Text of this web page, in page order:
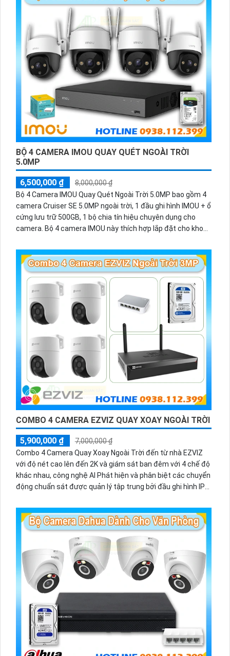
BỘ 4 CAMERA IMOU QUAY QUÉT NGOÀI TRỜI
5.0MP
6,500,000 ₫
8,000,000 ₫
Bộ 4 Camera IMOU Quay Quét Ngoài Trời 5.0MP bao gồm 4
camera Cruiser SE 5.0MP ngoài trời, 1 đầu ghi hình IMOU + ổ
cứng lưu trữ 500GB, 1 bộ chia tín hiệu chuyên dụng cho
camera. Bộ 4 camera IMOU này thích hợp lắp đặt cho kho
trời.
COMBO 4 CAMERA EZVIZ QUAY XOAY NGOÀI TRỜI
5,900,000 ₫
7,000,000 ₫
Combo 4 Camera Quay Xoay Ngoài Trời đến từ nhà EZVIZ
với độ nét cao lên đến 2K và giám sát ban đêm với 4 chế độ
khác nhau, công nghệ AI Phát hiện và phân biệt các chuyển
động chuẩn sát được quản lý tập trung bởi đầu ghi hình IP